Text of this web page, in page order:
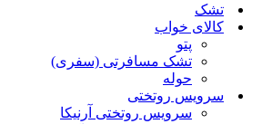
تشک
کالای خواب
پتو
تشک مسافرتی (سفری)
حوله
سرویس روتختی
سرویس روتختی آرنیکا